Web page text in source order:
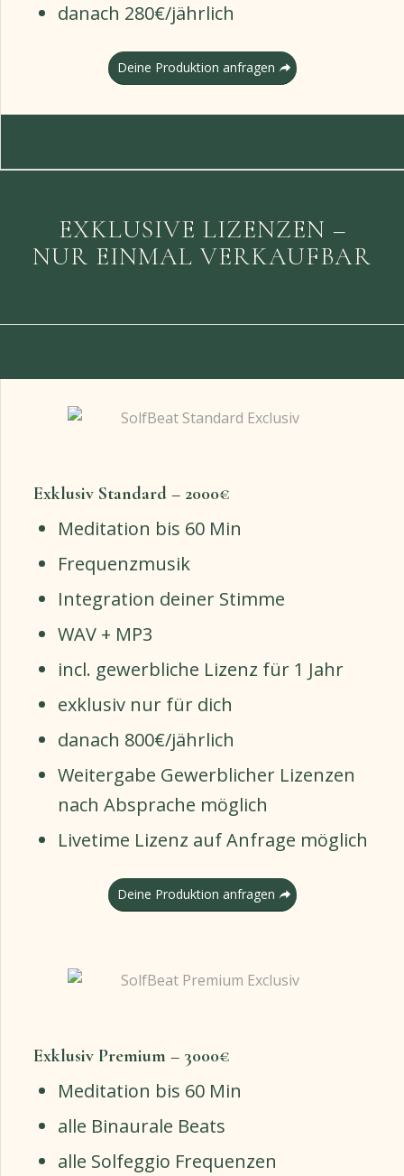
danach 280€/jährlich
Deine Produktion anfragen
EXKLUSIVE LIZENZEN –
NUR EINMAL VERKAUFBAR
Exklusiv Standard – 2000€
Meditation bis 60 Min
Frequenzmusik
Integration deiner Stimme
WAV + MP3
incl. gewerbliche Lizenz für 1 Jahr
exklusiv nur für dich
danach 800€/jährlich
Weitergabe Gewerblicher Lizenzen
nach Absprache möglich
Livetime Lizenz auf Anfrage möglich
Deine Produktion anfragen
Exklusiv Premium – 3000€
Meditation bis 60 Min
alle Binaurale Beats
alle Solfeggio Frequenzen